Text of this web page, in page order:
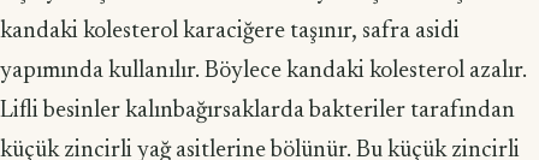
kandaki kolesterol karaciğere taşınır, safra asidi
yapımında kullanılır. Böylece kandaki kolesterol azalır.
Lifli besinler kalınbağırsaklarda bakteriler tarafından
küçük zincirli yağ asitlerine bölünür. Bu küçük zincirli